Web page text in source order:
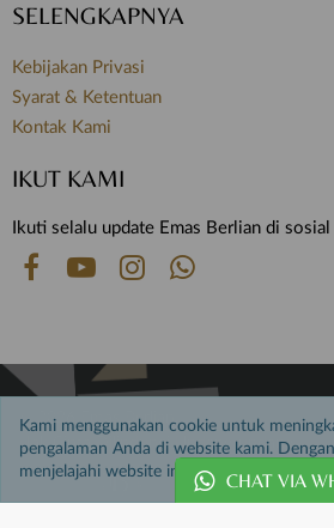
SELENGKAPNYA
Kebijakan Privasi
Syarat & Ketentuan
Kontak Kami
IKUT KAMI
Ikuti selalu update Emas Berlian di
© 2026 Emas Berlian.
Hak Cipta Dilindungi Undang-undang.
Kami menggunakan cookie untuk
pengalaman Anda di website kami. Dengan
menjelajahi website ini, Anda menyetujui
CHAT VIA